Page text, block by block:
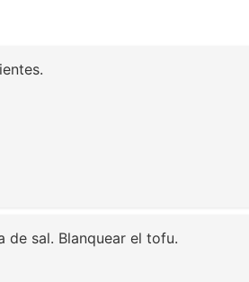
de sal. Blanquear el tofu.